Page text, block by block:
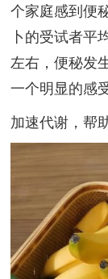
个家庭感到便
卜的受试者平
左右，便秘发
一个明显的感
加速代谢，帮